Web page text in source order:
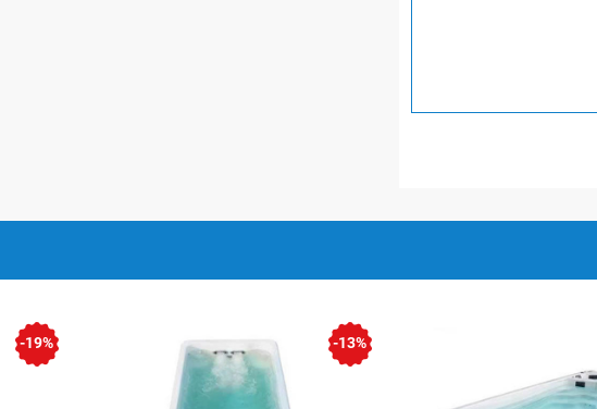
sáng. Nó tạo nên hiệu ứng và chất lượng
bồn xây được thiết kế hai phong cách chủ
phẩm được chia làm ba dòng chính:
-19% -13%